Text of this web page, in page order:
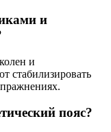
и
и
стабилизировать
пояс?